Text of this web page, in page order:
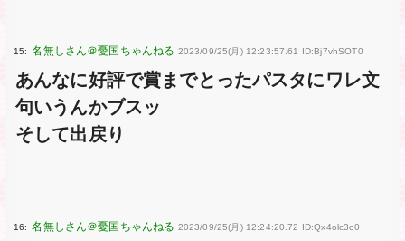
15: 2023/09/25(月) 12:23:57.61 ID:Bj7vhSOT0
あんなに好評で賞までとったパスタにワレ文
句いうんかブスッ
そして出戻り
16: 2023/09/25(月) 12:24:20.72 ID:Qx4olc3c0